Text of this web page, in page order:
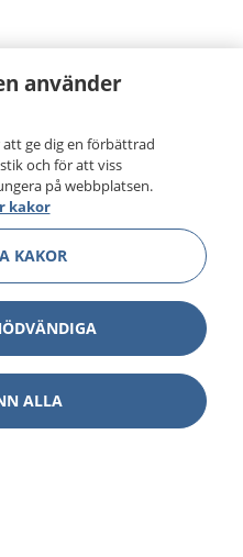
använder
ge dig en förbättrad
och för att viss
på webbplatsen.
kakor
KAKOR
ALLA